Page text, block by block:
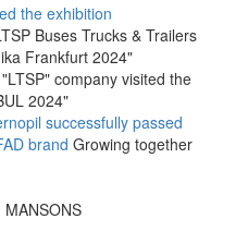
the exhibition
Buses Trucks & Trailers
Frankfurt 2024"
"LTSP" company visited the
2024"
successfully passed
brand Growing together
MANSONS